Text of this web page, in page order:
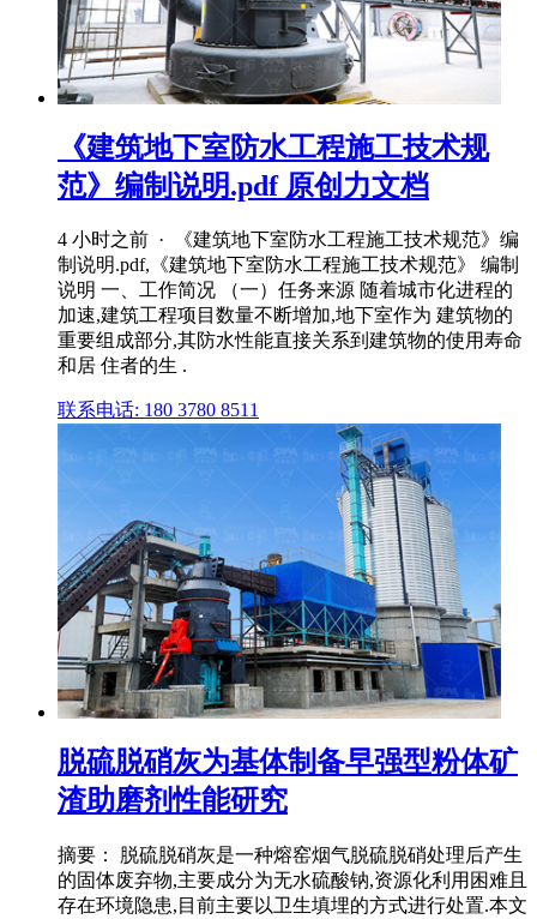
《建筑地下室防水工程施工技术规
范》编制说明.pdf 原创力文档
4 小时之前 · 《建筑地下室防水工程施工技术规范》编
制说明.pdf,《建筑地下室防水工程施工技术规范》 编制
说明 一、工作简况 （一）任务来源 随着城市化进程的
加速,建筑工程项目数量不断增加,地下室作为 建筑物的
重要组成部分,其防水性能直接关系到建筑物的使用寿命
和居 住者的生 .
联系电话: 180 3780 8511
脱硫脱硝灰为基体制备早强型粉体矿
渣助磨剂性能研究
摘要： 脱硫脱硝灰是一种熔窑烟气脱硫脱硝处理后产生
的固体废弃物,主要成分为无水硫酸钠,资源化利用困难且
存在环境隐患,目前主要以卫生填埋的方式进行处置.本文